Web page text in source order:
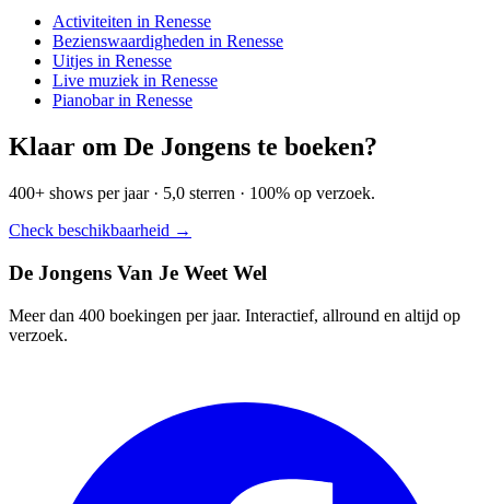
Activiteiten in Renesse
Bezienswaardigheden in Renesse
Uitjes in Renesse
Live muziek in Renesse
Pianobar in Renesse
Klaar om De Jongens te boeken?
400+ shows per jaar · 5,0 sterren · 100% op verzoek.
Check beschikbaarheid →
De Jongens Van Je Weet Wel
Meer dan 400 boekingen per jaar. Interactief, allround en altijd op
verzoek.